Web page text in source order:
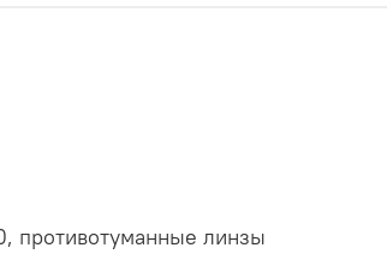
противотуманные линзы